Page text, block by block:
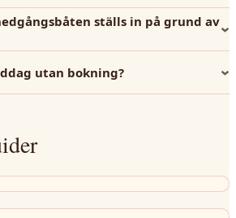
ställs in på grund av
utan bokning?